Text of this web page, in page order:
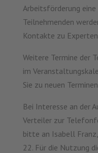
Arbeitsförderung eine
Teilnehmenden
Kontakte zu
Weitere Termine der
im
Sie zu neuen
Bei Interesse an der
Verteiler zur
bitte an Isabell Franz,
22. Für die Nutzung